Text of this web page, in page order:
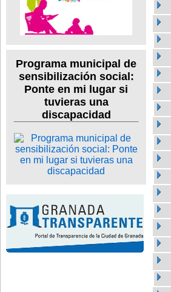
Programa municipal de
sensibilización social:
Ponte en mi lugar si
tuvieras una
discapacidad